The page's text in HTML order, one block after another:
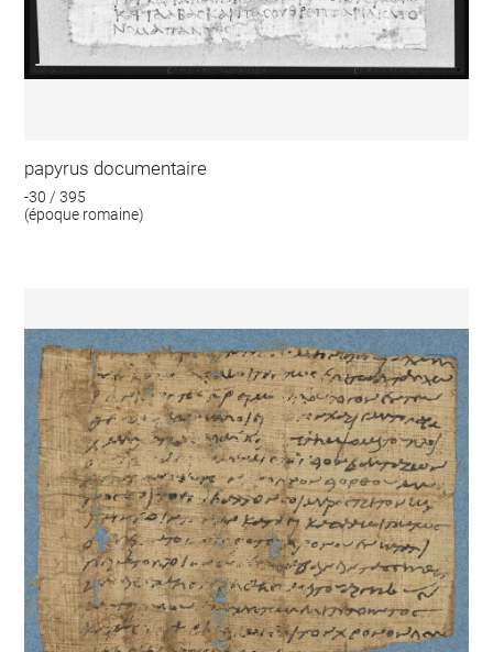
papyrus documentaire
-30 / 395
(époque romaine)